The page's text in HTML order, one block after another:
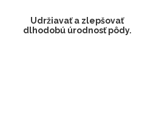
Udržiavať a zlepšovať
dlhodobú úrodnosť pôdy.